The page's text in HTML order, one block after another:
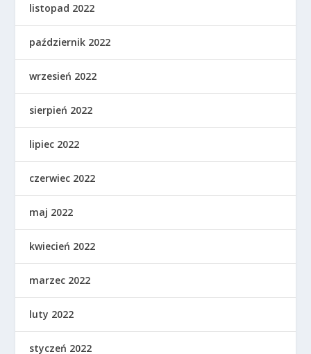
listopad 2022
październik 2022
wrzesień 2022
sierpień 2022
lipiec 2022
czerwiec 2022
maj 2022
kwiecień 2022
marzec 2022
luty 2022
styczeń 2022